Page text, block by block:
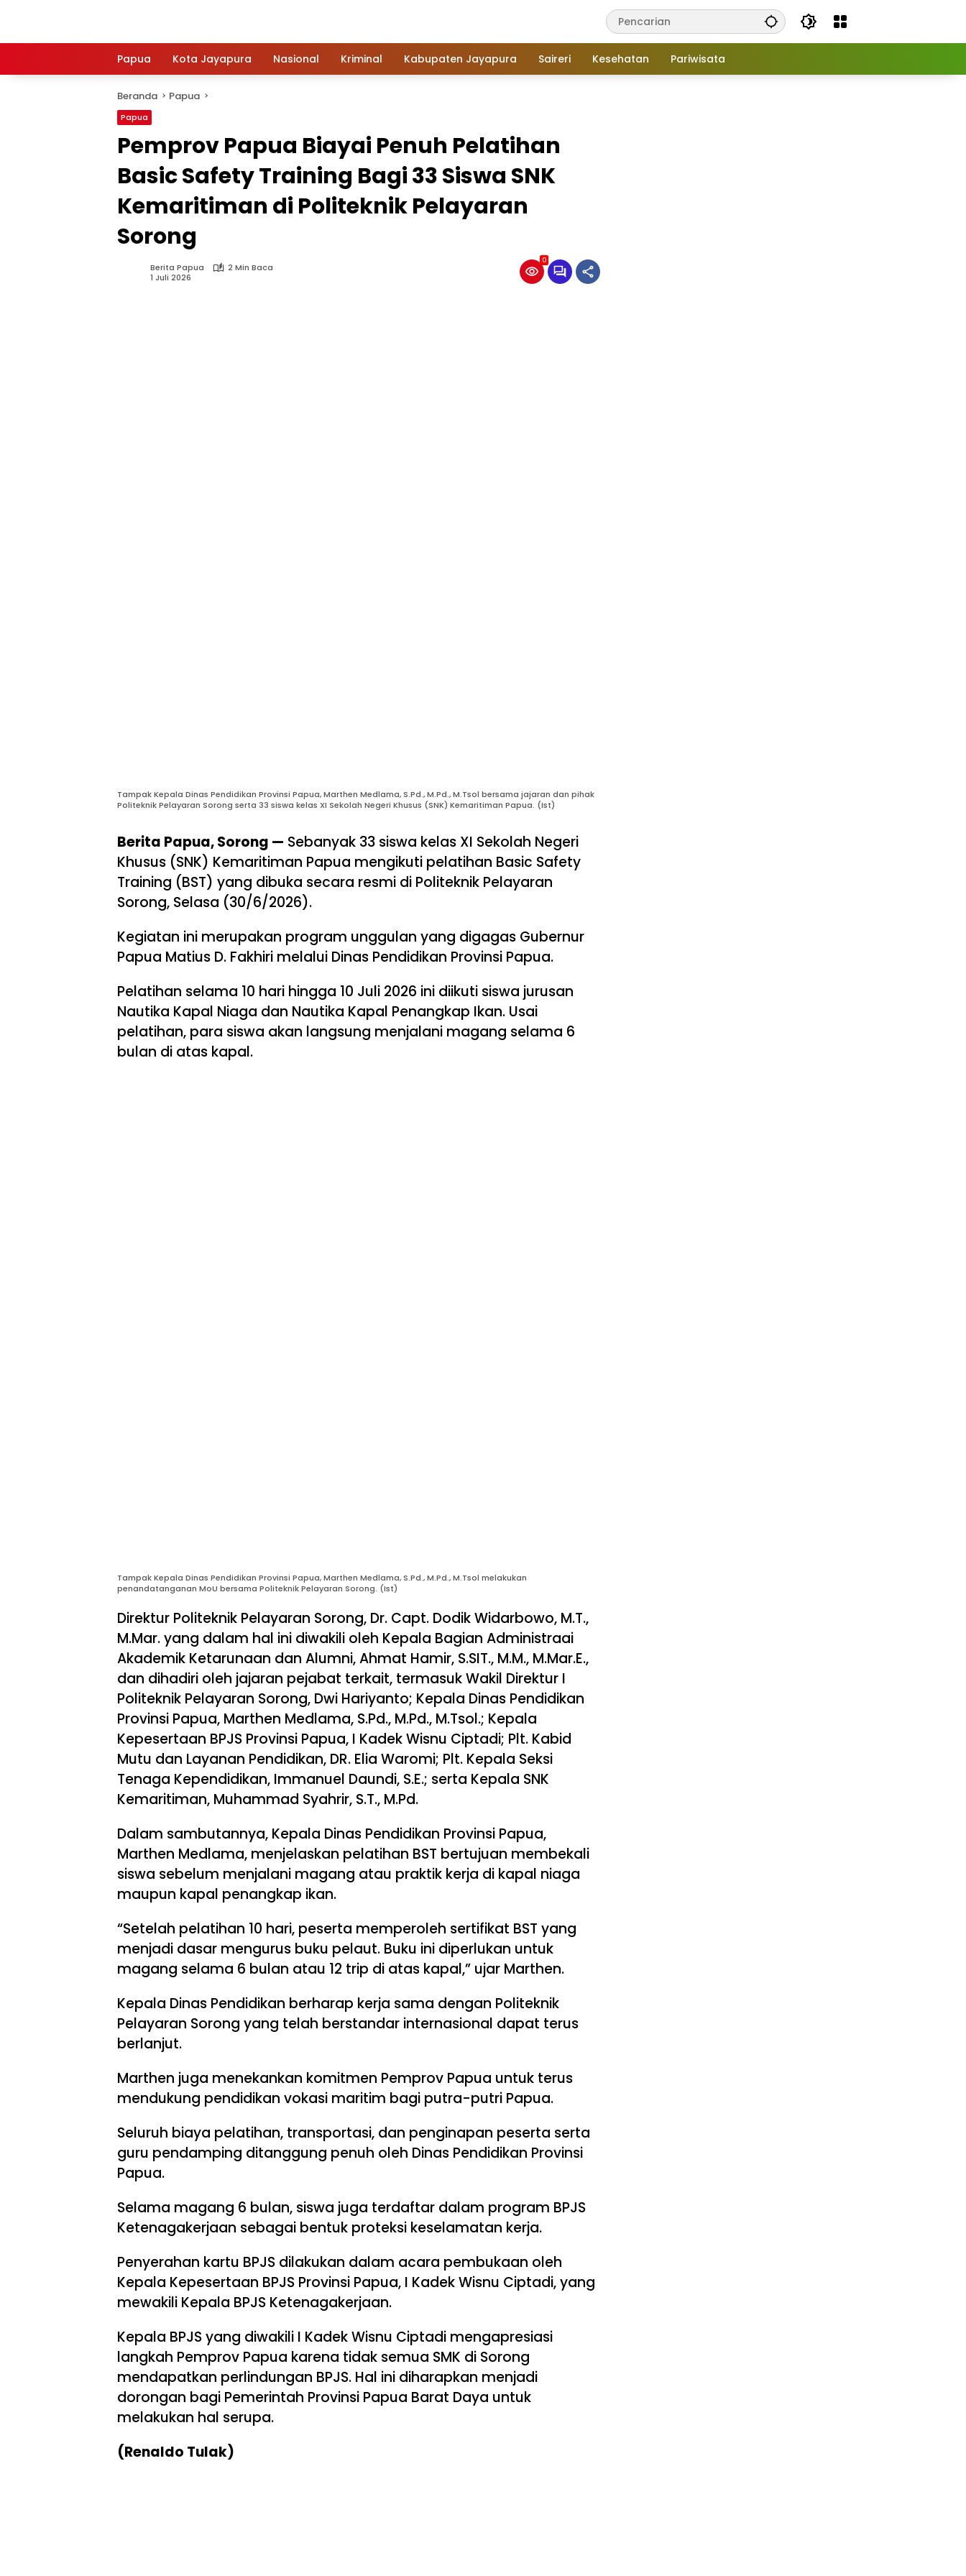
Papua
Kota Jayapura Nasional Kriminal Kabupaten Jayapura Saireri Kesehatan Pariwisata
Beranda Papua
Papua
Pemprov Papua Biayai Penuh Pelatihan
Basic Safety Training Bagi 33 Siswa SNK
Kemaritiman di Politeknik Pelayaran
Sorong
Berita Papua
2 Min Baca
1 Juli 2026
0
Tampak Kepala Dinas Pendidikan Provinsi Papua, Marthen Medlama, S.Pd., M.Pd., M.Tsol bersama jajaran dan pihak
Politeknik Pelayaran Sorong serta 33 siswa kelas XI Sekolah Negeri Khusus (SNK) Kemaritiman Papua. (Ist)
Berita Papua, Sorong — Sebanyak 33 siswa kelas XI Sekolah Negeri
Khusus (SNK) Kemaritiman Papua mengikuti pelatihan Basic Safety
Training (BST) yang dibuka secara resmi di Politeknik Pelayaran
Sorong, Selasa (30/6/2026).
Kegiatan ini merupakan program unggulan yang digagas Gubernur
Papua Matius D. Fakhiri melalui Dinas Pendidikan Provinsi Papua.
Pelatihan selama 10 hari hingga 10 Juli 2026 ini diikuti siswa jurusan
Nautika Kapal Niaga dan Nautika Kapal Penangkap Ikan. Usai
pelatihan, para siswa akan langsung menjalani magang selama 6
bulan di atas kapal.
Tampak Kepala Dinas Pendidikan Provinsi Papua, Marthen Medlama, S.Pd., M.Pd., M.Tsol melakukan
penandatanganan MoU bersama Politeknik Pelayaran Sorong. (Ist)
Direktur Politeknik Pelayaran Sorong, Dr. Capt. Dodik Widarbowo, M.T.,
M.Mar. yang dalam hal ini diwakili oleh Kepala Bagian Administraai
Akademik Ketarunaan dan Alumni, Ahmat Hamir, S.SIT., M.M., M.Mar.E.,
dan dihadiri oleh jajaran pejabat terkait, termasuk Wakil Direktur I
Politeknik Pelayaran Sorong, Dwi Hariyanto; Kepala Dinas Pendidikan
Provinsi Papua, Marthen Medlama, S.Pd., M.Pd., M.Tsol.; Kepala
Kepesertaan BPJS Provinsi Papua, I Kadek Wisnu Ciptadi; Plt. Kabid
Mutu dan Layanan Pendidikan, DR. Elia Waromi; Plt. Kepala Seksi
Tenaga Kependidikan, Immanuel Daundi, S.E.; serta Kepala SNK
Kemaritiman, Muhammad Syahrir, S.T., M.Pd.
Dalam sambutannya, Kepala Dinas Pendidikan Provinsi Papua,
Marthen Medlama, menjelaskan pelatihan BST bertujuan membekali
siswa sebelum menjalani magang atau praktik kerja di kapal niaga
maupun kapal penangkap ikan.
“Setelah pelatihan 10 hari, peserta memperoleh sertifikat BST yang
menjadi dasar mengurus buku pelaut. Buku ini diperlukan untuk
magang selama 6 bulan atau 12 trip di atas kapal,” ujar Marthen.
Kepala Dinas Pendidikan berharap kerja sama dengan Politeknik
Pelayaran Sorong yang telah berstandar internasional dapat terus
berlanjut.
Marthen juga menekankan komitmen Pemprov Papua untuk terus
mendukung pendidikan vokasi maritim bagi putra-putri Papua.
Seluruh biaya pelatihan, transportasi, dan penginapan peserta serta
guru pendamping ditanggung penuh oleh Dinas Pendidikan Provinsi
Papua.
Selama magang 6 bulan, siswa juga terdaftar dalam program BPJS
Ketenagakerjaan sebagai bentuk proteksi keselamatan kerja.
Penyerahan kartu BPJS dilakukan dalam acara pembukaan oleh
Kepala Kepesertaan BPJS Provinsi Papua, I Kadek Wisnu Ciptadi, yang
mewakili Kepala BPJS Ketenagakerjaan.
Kepala BPJS yang diwakili I Kadek Wisnu Ciptadi mengapresiasi
langkah Pemprov Papua karena tidak semua SMK di Sorong
mendapatkan perlindungan BPJS. Hal ini diharapkan menjadi
dorongan bagi Pemerintah Provinsi Papua Barat Daya untuk
melakukan hal serupa.
(Renaldo Tulak)